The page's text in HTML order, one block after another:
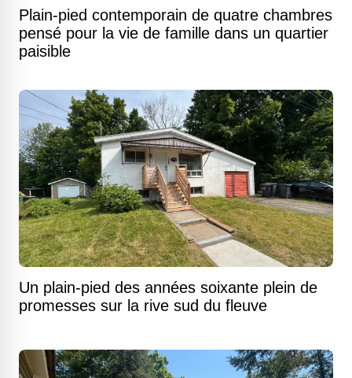
Plain-pied contemporain de quatre chambres
pensé pour la vie de famille dans un quartier
paisible
Un plain-pied des années soixante plein de
promesses sur la rive sud du fleuve